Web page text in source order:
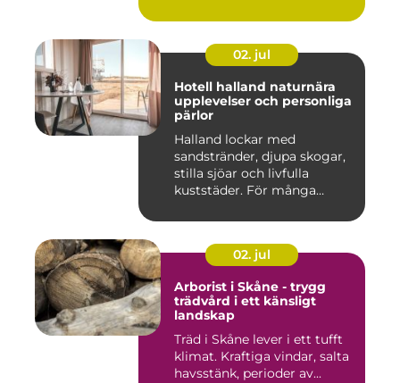
02. jul
Hotell halland naturnära
upplevelser och personliga
pärlor
Halland lockar med
sandstränder, djupa skogar,
stilla sjöar och livfulla
kuststäder. För många
02. jul
Arborist i Skåne - trygg
trädvård i ett känsligt
landskap
Träd i Skåne lever i ett tufft
klimat. Kraftiga vindar, salta
havsstänk, perioder av...